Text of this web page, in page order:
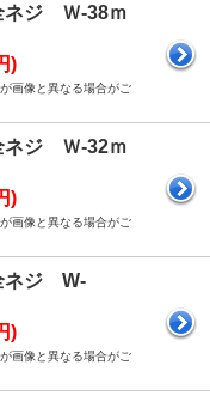
ネジ Ｗ-38ｍ
)
画像と異なる場合がご
ネジ Ｗ-32ｍ
)
画像と異なる場合がご
ネジ W-
)
画像と異なる場合がご